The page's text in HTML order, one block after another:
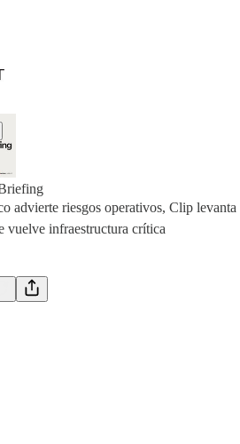
advierte riesgos operativos, Clip
vuelve infraestructura crítica